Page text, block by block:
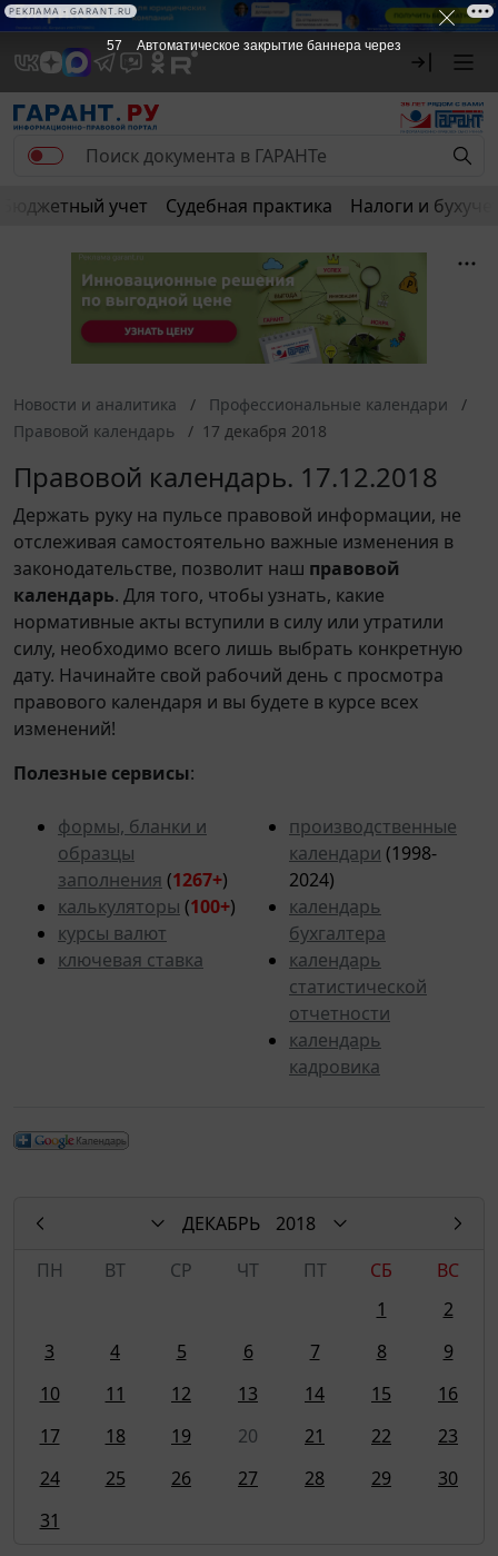
Бюджетный учет Судебная практика Налоги и
Новости и аналитика
Профессиональные календари
Правовой календарь
17 декабря 2018
Правовой календарь. 17.12.2018
Держать руку на пульсе правовой информации, не
отслеживая самостоятельно важные изменения в
законодательстве, позволит наш правовой
календарь. Для того, чтобы узнать, какие
нормативные акты вступили в силу или утратили
силу, необходимо всего лишь выбрать конкретную
дату. Начинайте свой рабочий день с просмотра
правового календаря и вы будете в курсе всех
изменений!
Полезные сервисы:
формы, бланки и
образцы
заполнения (1267+)
калькуляторы (100+)
курсы валют
ключевая ставка
производственные
календари (1998-
2024)
календарь
бухгалтера
календарь
статистической
отчетности
календарь
кадровика
ДЕКАБРЬ
2018
ПН
ВТ СР ЧТ ПТ СБ
ВС
1
2
3
4 5 6 7 8
9
10
11 12 13 14 15
16
17
18 19 20 21 22
23
24
25 26 27 28 29
30
31
57 Автоматическое закрытие баннера через
РЕКЛАМА • GARANT.RU